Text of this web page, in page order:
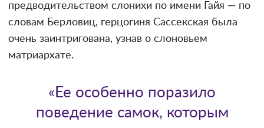
предводительством слонихи по имени Гайя — по
словам Берловиц, герцогиня Сассекская была
очень заинтригована, узнав о слоновьем
матриархате.
«Ее особенно поразило
поведение самок, которым